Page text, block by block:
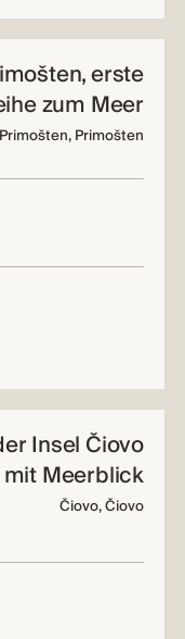
erste
zum Meer
Primošten, Primošten
Insel Čiovo
mit Meerblick
Čiovo, Čiovo